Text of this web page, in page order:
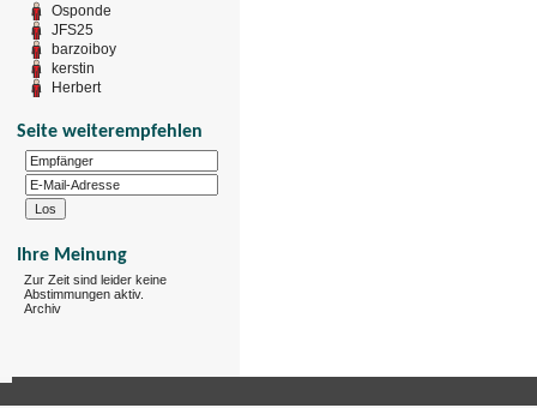
Osponde
JFS25
barzoiboy
kerstin
Herbert
Seite weiterempfehlen
Ihre Meinung
Zur Zeit sind leider keine
Abstimmungen aktiv.
Archiv